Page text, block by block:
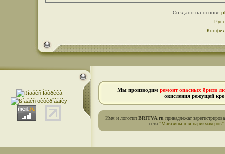
Создано на основе
Мы производим ремонт опасных бритв
окисления режущей
Имя и логотип BRITVA.ru принадлежат
сети "Магазины для парикмахеров"